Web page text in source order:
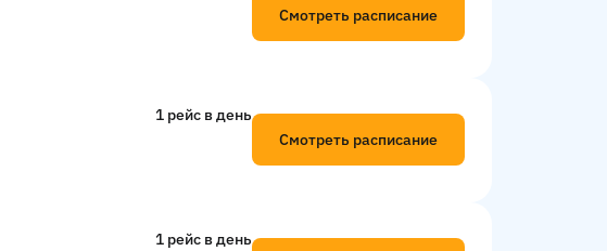
Смотреть расписание
1 рейс в день
Смотреть расписание
1 рейс в день